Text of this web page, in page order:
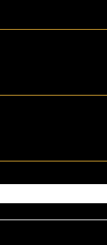
sobre su
rápidas a